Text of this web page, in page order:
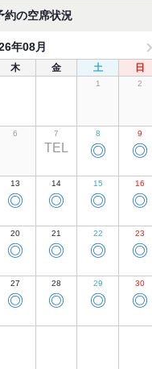
約の空席状況
年08月
木 金 土 日
1 2
6 7
TEL
8
◎
9
◎
13
◎
14
◎
15
◎
16
◎
20
◎
21
◎
22
◎
23
◎
27
◎
28
◎
29
◎
30
◎